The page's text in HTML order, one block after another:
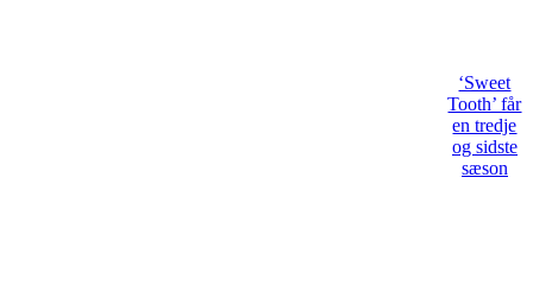
‘Sweet
Tooth’ får
en tredje
og sidste
sæson